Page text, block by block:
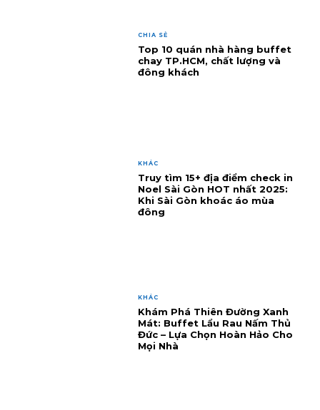
CHIA SẺ
Top 10 quán nhà hàng buffet
chay TP.HCM, chất lượng và
đông khách
KHÁC
Truy tìm 15+ địa điểm check in
Noel Sài Gòn HOT nhất 2025:
Khi Sài Gòn khoác áo mùa
đông
KHÁC
Khám Phá Thiên Đường Xanh
Mát: Buffet Lẩu Rau Nấm Thủ
Đức – Lựa Chọn Hoàn Hảo Cho
Mọi Nhà